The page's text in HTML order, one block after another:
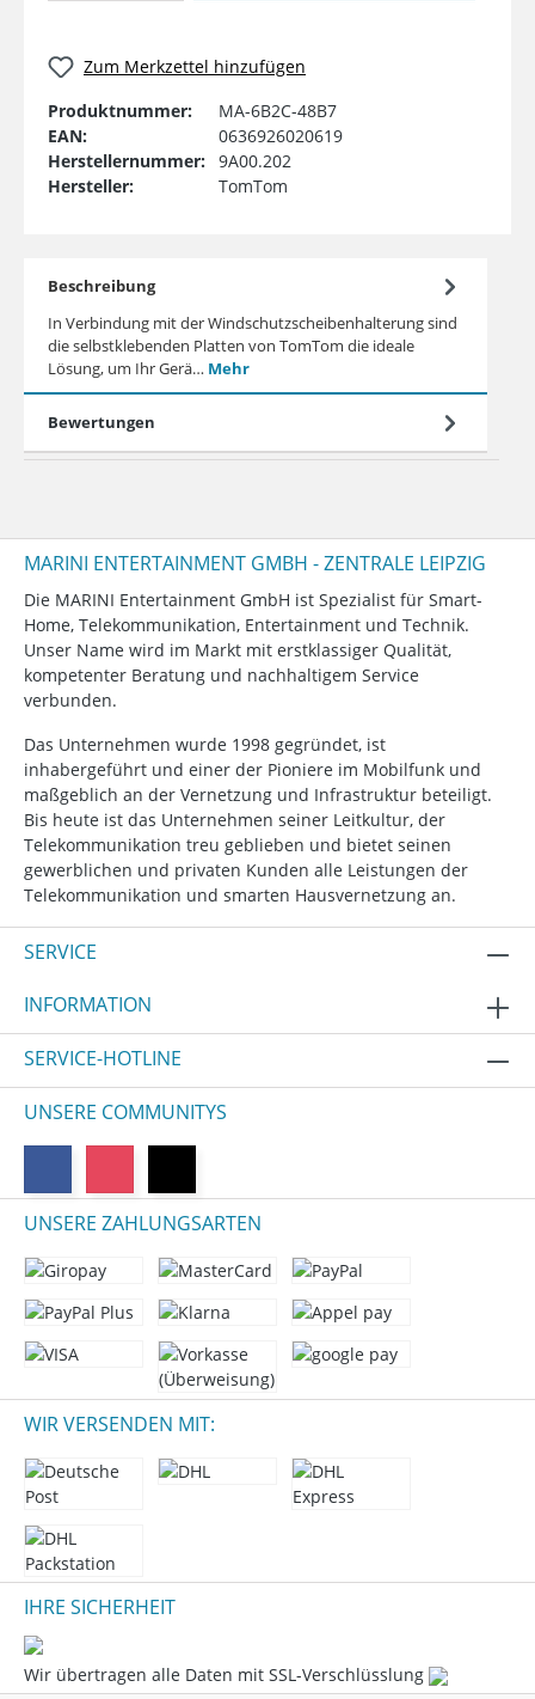
Zum Merkzettel hinzufügen
Produktnummer:
MA-6B2C-48B7
EAN:
0636926020619
Herstellernummer: 9A00.202
Hersteller:
TomTom
Beschreibung
In Verbindung mit der Windschutzscheibenhalterung sind
die selbstklebenden Platten von TomTom die ideale
Lösung, um Ihr Gerä… Mehr
Bewertungen
MARINI ENTERTAINMENT GMBH - ZENTRALE LEIPZIG
Die MARINI Entertainment GmbH ist Spezialist für Smart-
Home, Telekommunikation, Entertainment und Technik.
Unser Name wird im Markt mit erstklassiger Qualität,
kompetenter Beratung und nachhaltigem Service
verbunden.
Das Unternehmen wurde 1998 gegründet, ist
inhabergeführt und einer der Pioniere im Mobilfunk und
maßgeblich an der Vernetzung und Infrastruktur beteiligt.
Bis heute ist das Unternehmen seiner Leitkultur, der
Telekommunikation treu geblieben und bietet seinen
gewerblichen und privaten Kunden alle Leistungen der
Telekommunikation und smarten Hausvernetzung an.
SERVICE
INFORMATION
SERVICE-HOTLINE
UNSERE COMMUNITYS
UNSERE ZAHLUNGSARTEN
WIR VERSENDEN MIT:
IHRE SICHERHEIT
Wir übertragen alle Daten mit SSL-Verschlüsslung